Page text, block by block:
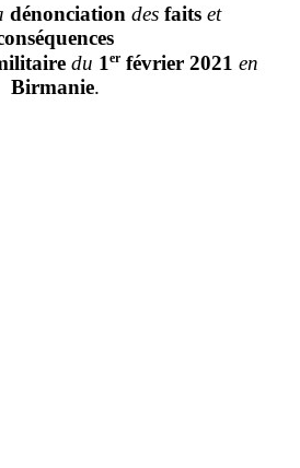
dénonciation des faits et
du 1 er février 2021 en
Birmanie.